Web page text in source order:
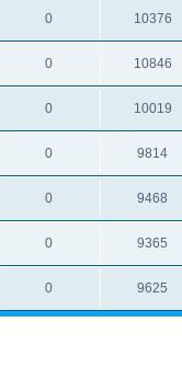
0 10376
0 10846
0 10019
0 9814
0 9468
0 9365
0 9625